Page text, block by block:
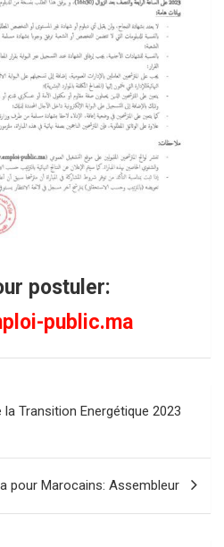
postuler:
public.ma
Transition Energétique 2023
pour Marocains: Assembleur